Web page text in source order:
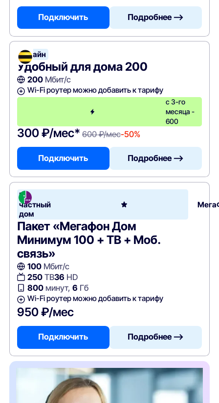
Подключить Подробнее —>
Билайн
Удобный для дома 200
200Мбит/с
Wi-Fi роутер можно добавить к тарифу
с 3-го
месяца -
600
300 ₽/мес* 600 ₽/мес-50%
Подключить Подробнее —>
В
частный
дом
Пакет «Мегафон Дом
Минимум 100 + ТВ + Моб.
связь»
100Мбит/с
250ТВ36 HD
800минут, 6 Гб
Wi-Fi роутер можно добавить к тарифу
950 ₽/мес
Подключить Подробнее —>